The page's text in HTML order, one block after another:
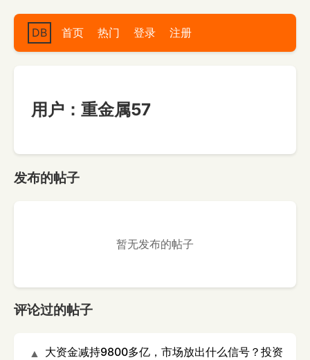
DB 首页 热门 登录 注册
用户：重金属57
发布的帖子
暂无发布的帖子
评论过的帖子
▲
大资金减持9800多亿，市场放出什么信号？投资